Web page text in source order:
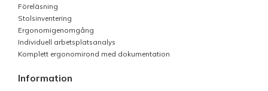
Föreläsning
Stolsinventering
Ergonomigenomgång
Individuell arbetsplatsanalys
Komplett ergonomirond med dokumentation
Information